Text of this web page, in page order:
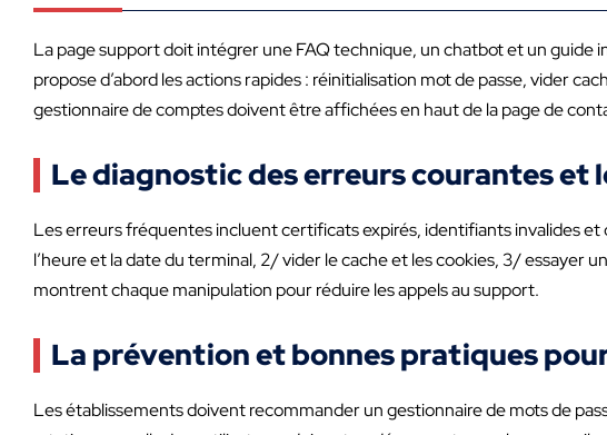
La page support doit intégrer une FAQ technique, un chatbot et un
propose d’abord les actions rapides : réinitialisation mot de passe, vider
gestionnaire de comptes doivent être affichées en haut de la page de
Le diagnostic des erreurs courantes et
Les erreurs fréquentes incluent certificats expirés, identifiants invalides
l’heure et la date du terminal, 2/ vider le cache et les cookies, 3/ essayer
montrent chaque manipulation pour réduire les appels au support.
La prévention et bonnes pratiques
Les établissements doivent recommander un gestionnaire de mots de